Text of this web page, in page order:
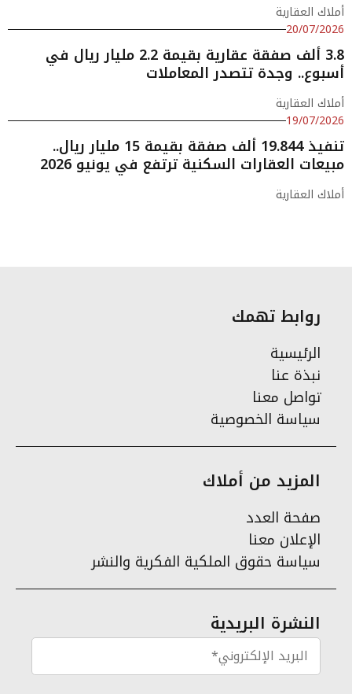
أملاك العقارية
20/07/2026
3.8 ألف صفقة عقارية بقيمة 2.2 مليار ريال في
أسبوع.. وجدة تتصدر المعاملات
أملاك العقارية
19/07/2026
تنفيذ 19.844 ألف صفقة بقيمة 15 مليار ريال..
مبيعات العقارات السكنية ترتفع في يونيو 2026
أملاك العقارية
روابط تهمك
الرئيسية
نبذة عنا
تواصل معنا
سياسة الخصوصية
المزيد من أملاك
صفحة العدد
الإعلان معنا
سياسة حقوق الملكية الفكرية والنشر
النشرة البريدية